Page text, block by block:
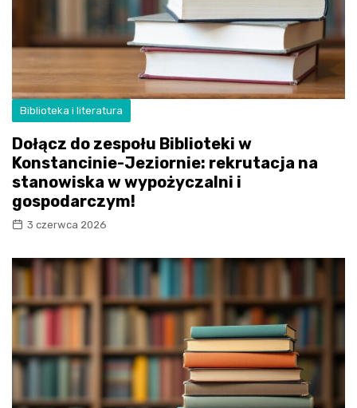
Biblioteka i literatura
Dołącz do zespołu Biblioteki w
Konstancinie-Jeziornie: rekrutacja na
stanowiska w wypożyczalni i
gospodarczym!
3 czerwca 2026